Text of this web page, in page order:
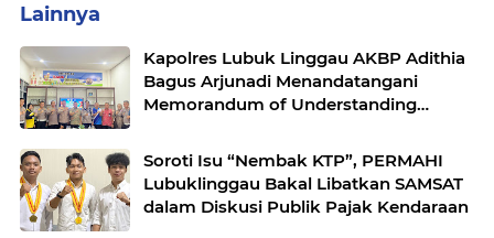
Lainnya
Kapolres Lubuk Linggau AKBP Adithia
Bagus Arjunadi Menandatangani
Memorandum of Understanding
Pendidikan dan Kebudayaan
Soroti Isu “Nembak KTP”, PERMAHI
Lubuklinggau Bakal Libatkan SAMSAT
dalam Diskusi Publik Pajak Kendaraan